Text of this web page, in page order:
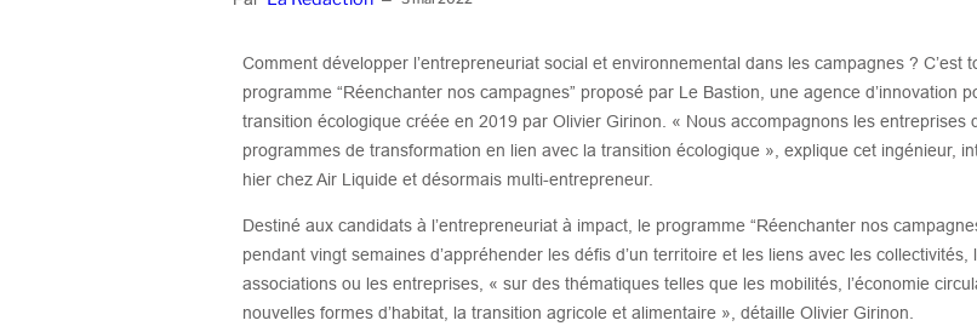
Comment développer l’entrepreneuriat social et environnemental dans les campagnes ? C’est
programme “Réenchanter nos campagnes” proposé par Le Bastion, une agence d’innovation
transition écologique créée en 2019 par Olivier Girinon. « Nous accompagnons les entreprises
programmes de transformation en lien avec la transition écologique », explique cet ingénieur,
hier chez Air Liquide et désormais multi-entrepreneur.
Destiné aux candidats à l’entrepreneuriat à impact, le programme “Réenchanter nos
pendant vingt semaines d’appréhender les défis d’un territoire et les liens avec les collectivités,
associations ou les entreprises, « sur des thématiques telles que les mobilités, l’économie
nouvelles formes d’habitat, la transition agricole et alimentaire », détaille Olivier Girinon.